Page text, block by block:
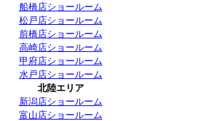
船橋店ショールーム
松戸店ショールーム
前橋店ショールーム
高崎店ショールーム
甲府店ショールーム
水戸店ショールーム
北陸エリア
新潟店ショールーム
富山店ショールーム